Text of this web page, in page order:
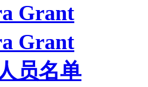
Grant
Grant
员名单